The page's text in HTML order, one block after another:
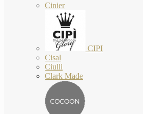
Cinier
CIPI
Cisal
Ciulli
Clark Made